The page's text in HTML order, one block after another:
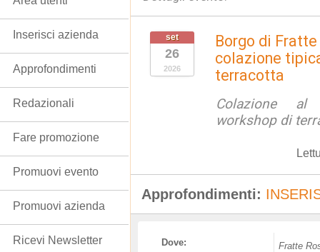
set
26
2026
Borgo di
colazione
terracotta
Colazione al
workshop di
Approfondimenti:
Dove: Fratte
Inserisci azienda
Approfondimenti
Redazionali
Fare promozione
Promuovi evento
Promuovi azienda
Ricevi Newsletter